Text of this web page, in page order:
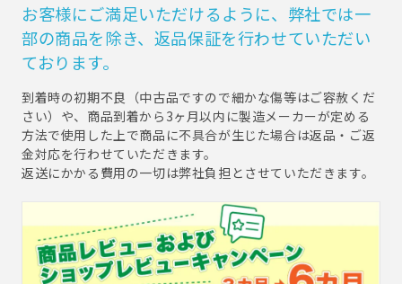
お客様にご満足いただけるように、弊社では一
部の商品を除き、返品保証を行わせていただい
ております。
到着時の初期不良（中古品ですので細かな傷等はご容赦くだ
さい）や、商品到着から3ヶ月以内に製造メーカーが定める
方法で使用した上で商品に不具合が生じた場合は返品・ご返
金対応を行わせていただきます。
返送にかかる費用の一切は弊社負担とさせていただきます。